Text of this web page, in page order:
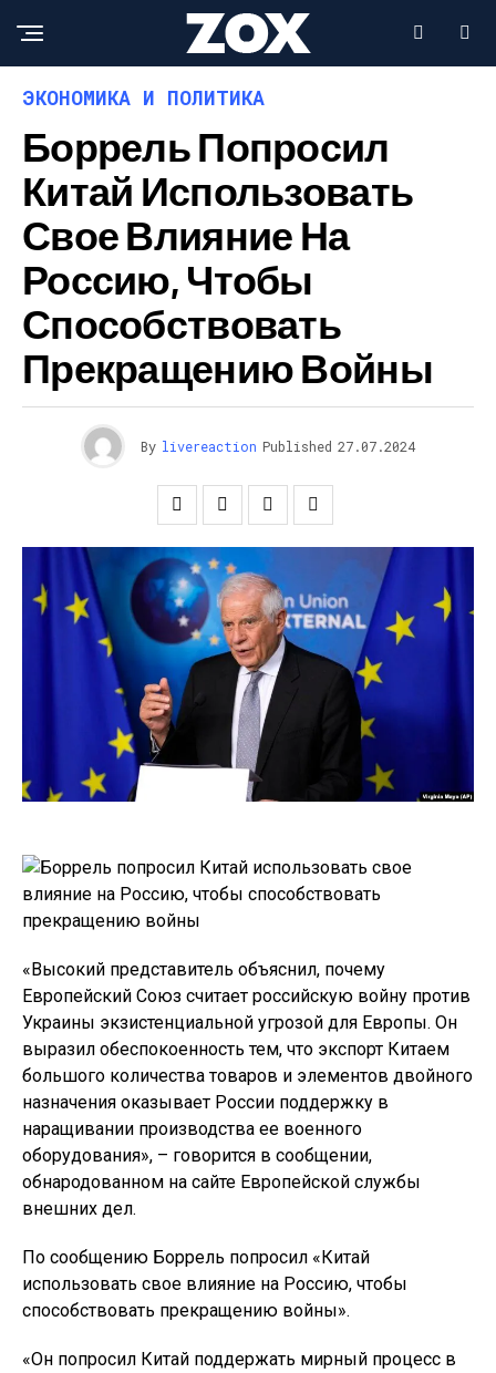
ЭКОНОМИКА И ПОЛИТИКА
Боррель Попросил
Китай Использовать
Свое Влияние На
Россию, Чтобы
Способствовать
Прекращению Войны
By livereaction Published 27.07.2024
«Высокий представитель объяснил, почему
Европейский Союз считает российскую войну против
Украины экзистенциальной угрозой для Европы. Он
выразил обеспокоенность тем, что экспорт Китаем
большого количества товаров и элементов двойного
назначения оказывает России поддержку в
наращивании производства ее военного
оборудования», – говорится в сообщении,
обнародованном на сайте Европейской службы
внешних дел.
По сообщению Боррель попросил «Китай
использовать свое влияние на Россию, чтобы
способствовать прекращению войны».
«Он попросил Китай поддержать мирный процесс в